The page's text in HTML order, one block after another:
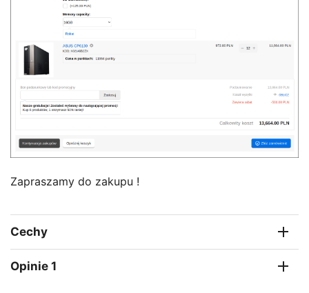
Zapraszamy do zakupu !
Cechy
Opinie 1